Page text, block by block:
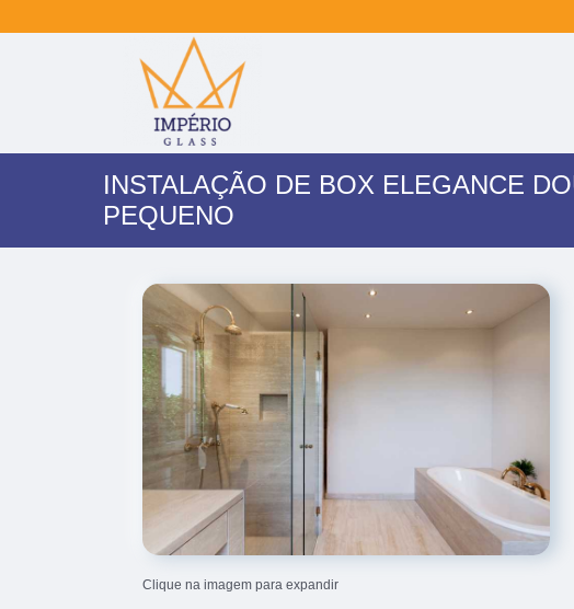
INSTALAÇÃO DE BOX ELEGANCE
PEQUENO
Clique na imagem para expandir